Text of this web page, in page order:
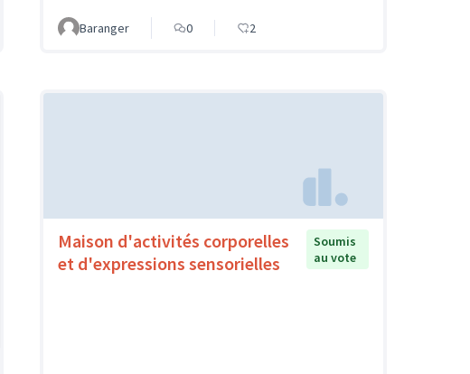
Baranger 0 2
Maison d'activités corporelles
et d'expressions sensorielles
Soumis
au vote